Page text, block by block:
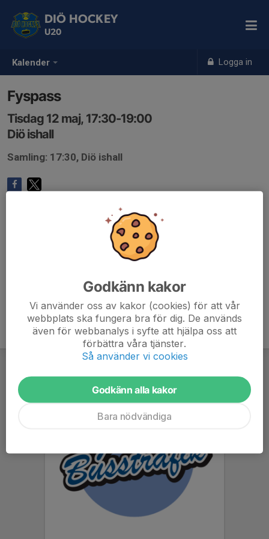
Kalender Logga in
DIÖ HOCKEY
U20
Fyspass
Tisdag 12 maj, 17:30-19:00
Diö ishall
Samling: 17:30, Diö ishall
Godkänn kakor
Vi använder oss av kakor (cookies) för att vår
webbplats ska fungera bra för dig. De används
även för webbanalys i syfte att hjälpa oss att
förbättra våra tjänster.
Så använder vi cookies
Godkänn alla kakor
Bara nödvändiga